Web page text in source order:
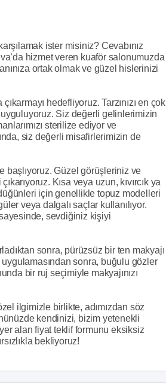
ister misiniz? Cevabınız
hizmet veren kuaför salonumuzda
ortak olmak ve güzel hislerinizi
hedefliyoruz. Tarzınızı en çok
Siz değerli gelinlerimizin
sterilize ediyor ve
siz değerli misafirlerimizin de
başlıyoruz. Güzel görüşleriniz ve
Kısa veya uzun, kıvırcık ya
için genellikle topuz modelleri
veya dalgalı saçlar kullanılıyor.
sevdiğiniz kişiyi
sonra, pürüzsüz bir ten makyajı
sonra, buğulu gözler
bir ruj seçimiyle makyajınızı
ilgimizle birlikte, adımızdan söz
kendinizi, bizim yetenekli
alan fiyat teklif formunu eksiksiz
bekliyoruz!